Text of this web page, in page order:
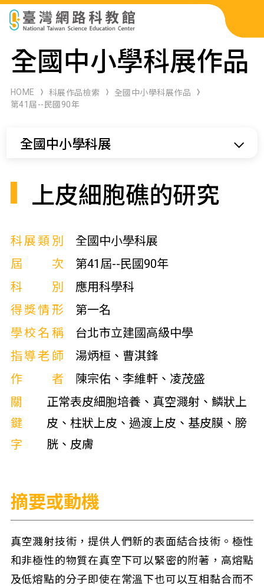
科展作品檢索
科學研習月刊
全國中小學科展作品
HOME 科展作品檢索
全國中小學科展作品
第41屆--民國90年
全國中小學科展
上皮細胞礁的研究
科展類別
全國中小學科展
屆次
第41屆--民國90年
科別
應用科學科
得獎情形
第一名
學校名稱
台北市立建國高級中學
指導老師
湯炳桓、曹淇鋒
作者
陳宗佑、李維軒、凌茂盛
關
鍵
字
正常表皮細胞培養、真空濺射、鱗狀上
皮、柱狀上皮、過渡上皮、基皮膜、膀
胱、皮膚
摘要或動機
真空濺射技術，提供人們新的表面結合技術。極性
和非極性的物質在真空下可以緊密的附著，高熔點
及低熔點的分子即使在常溫下也可以互相黏合而不